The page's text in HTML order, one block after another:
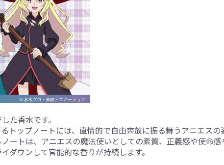
た香水です。
トップノートには、直情的で自由奔放に振る舞うアニエスの
ートは、アニエスの魔法使いとしての素質、正義感や使命
ダウンして官能的な香りが持続します。